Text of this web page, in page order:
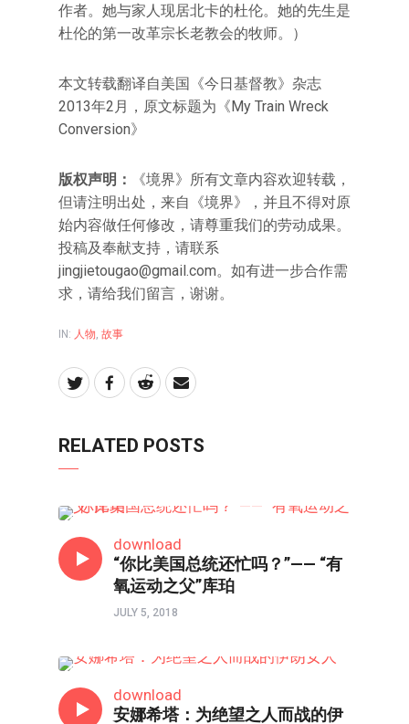
作者。她与家人现居北卡的杜伦。她的先生是
杜伦的第一改革宗长老教会的牧师。）
本文转载翻译自美国《今日基督教》杂志
2013年2月，原文标题为《My Train Wreck
Conversion》
版权声明：
《境界》所有文章内容欢迎转载，
但请注明出处，来自《境界》，并且不得对原
始内容做任何修改，请尊重我们的劳动成果。
投稿及奉献支持，请联系
jingjietougao@gmail.com。如有进一步合作需
求，请给我们留言，谢谢。
IN: 人物 故事
RELATED POSTS
download
“你比美国总统还忙吗？”—— “有
氧运动之父”库珀
JULY 5, 2018
download
安娜希塔：为绝望之人而战的伊